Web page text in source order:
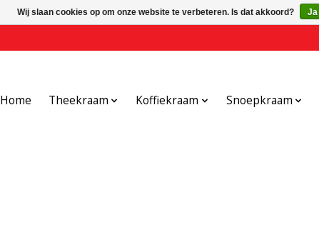
Home Theekraam Koffiekraam Snoepkraam
Wij slaan cookies op om onze website te verbeteren. Is dat akkoord? Ja